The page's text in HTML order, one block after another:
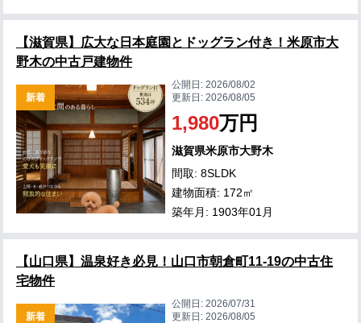
【滋賀県】広大な日本庭園とドッグラン付き！米原市大
野木の中古戸建物件
新着
公開日:2026/08/02
更新日:2026/08/05
1,980万円
滋賀県米原市大野木
間取: 8SLDK
建物面積: 172㎡
築年月: 1903年01月
【山口県】温泉好き必見！山口市朝倉町11-19の中古住
宅物件
新着
公開日:2026/07/31
更新日:2026/08/05